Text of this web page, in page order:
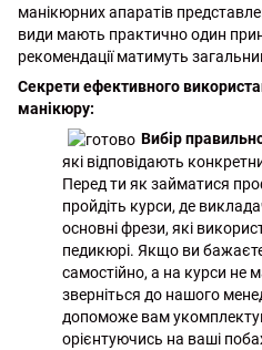
манікюрних апаратів
види мають практично один
рекомендації матимуть
Секрети ефективного
манікюру:
Вибір
які відповідають
Перед ти як займатися
пройдіть курси, де
основні фрези, які
педикюрі. Якщо ви
самостійно, а на курси не
зверніться до нашого
допоможе вам
орієнтуючись на ваші